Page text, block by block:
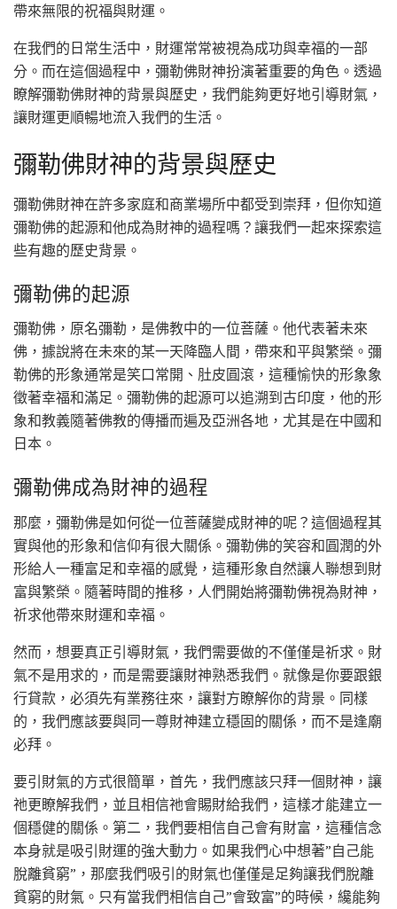
帶來無限的祝福與財運。
在我們的日常生活中，財運常常被視為成功與幸福的一部
分。而在這個過程中，彌勒佛財神扮演著重要的角色。透過
瞭解彌勒佛財神的背景與歷史，我們能夠更好地引導財氣，
讓財運更順暢地流入我們的生活。
彌勒佛財神的背景與歷史
彌勒佛財神在許多家庭和商業場所中都受到崇拜，但你知道
彌勒佛的起源和他成為財神的過程嗎？讓我們一起來探索這
些有趣的歷史背景。
彌勒佛的起源
彌勒佛，原名彌勒，是佛教中的一位菩薩。他代表著未來
佛，據說將在未來的某一天降臨人間，帶來和平與繁榮。彌
勒佛的形象通常是笑口常開、肚皮圓滾，這種愉快的形象象
徵著幸福和滿足。彌勒佛的起源可以追溯到古印度，他的形
象和教義隨著佛教的傳播而遍及亞洲各地，尤其是在中國和
日本。
彌勒佛成為財神的過程
那麼，彌勒佛是如何從一位菩薩變成財神的呢？這個過程其
實與他的形象和信仰有很大關係。彌勒佛的笑容和圓潤的外
形給人一種富足和幸福的感覺，這種形象自然讓人聯想到財
富與繁榮。隨著時間的推移，人們開始將彌勒佛視為財神，
祈求他帶來財運和幸福。
然而，想要真正引導財氣，我們需要做的不僅僅是祈求。財
氣不是用求的，而是需要讓財神熟悉我們。就像是你要跟銀
行貸款，必須先有業務往來，讓對方瞭解你的背景。同樣
的，我們應該要與同一尊財神建立穩固的關係，而不是逢廟
必拜。
要引財氣的方式很簡單，首先，我們應該只拜一個財神，讓
祂更瞭解我們，並且相信祂會賜財給我們，這樣才能建立一
個穩健的關係。第二，我們要相信自己會有財富，這種信念
本身就是吸引財運的強大動力。如果我們心中想著”自己能
脫離貧窮”，那麼我們吸引的財氣也僅僅是足夠讓我們脫離
貧窮的財氣。只有當我們相信自己”會致富”的時候，纔能夠